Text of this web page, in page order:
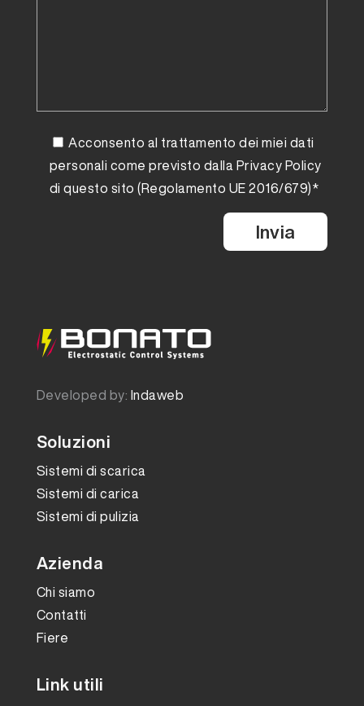
Acconsento al trattamento dei miei dati
personali come previsto dalla Privacy Policy
di questo sito (Regolamento UE 2016/679)*
Developed by: Indaweb
Soluzioni
Sistemi di scarica
Sistemi di carica
Sistemi di pulizia
Azienda
Chi siamo
Contatti
Fiere
Link utili